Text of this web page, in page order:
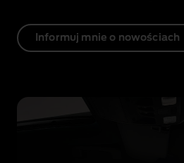
Informuj mnie o nowościach